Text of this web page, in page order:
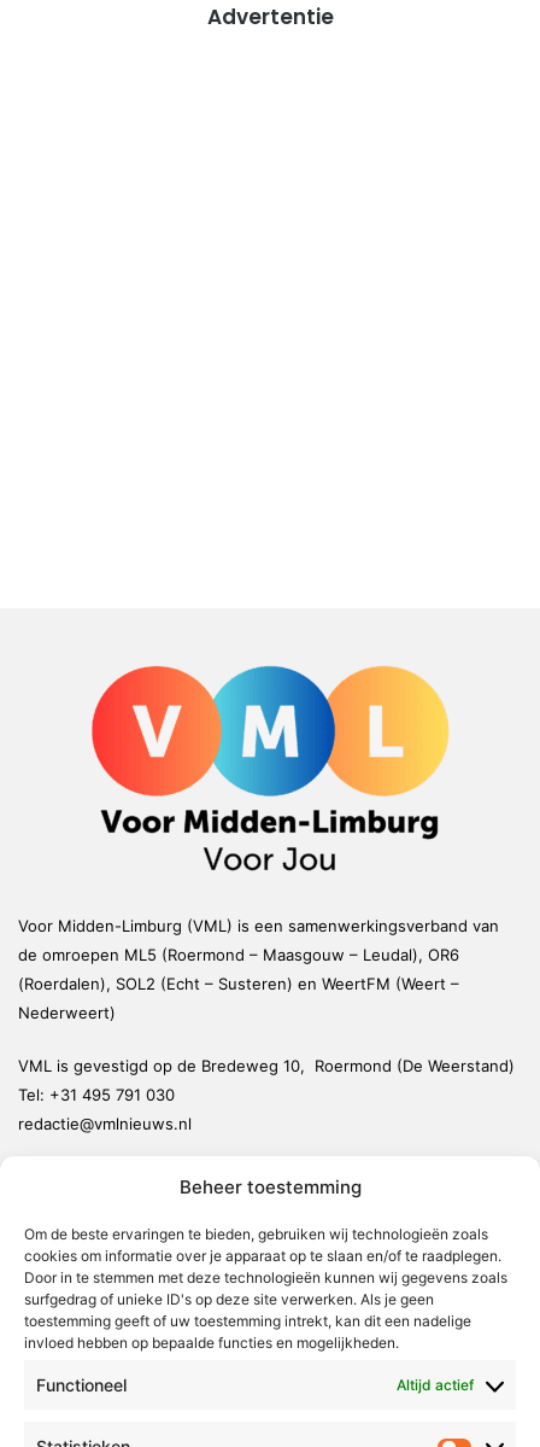
Beheer toestemming
Om de beste ervaringen te bieden, gebruiken wij technologieën zoals
cookies om informatie over je apparaat op te slaan en/of te raadplegen.
Door in te stemmen met deze technologieën kunnen wij gegevens zoals
surfgedrag of unieke ID's op deze site verwerken. Als je geen
toestemming geeft of uw toestemming intrekt, kan dit een nadelige
invloed hebben op bepaalde functies en mogelijkheden.
Functioneel Altijd actief
Advertentie
Voor Midden-Limburg (VML) is een samenwerkingsverband van
de omroepen ML5 (Roermond – Maasgouw – Leudal), OR6
(Roerdalen), SOL2 (Echt – Susteren) en WeertFM (Weert –
Nederweert)
VML is gevestigd op de Bredeweg 10, Roermond (De Weerstand)
Tel: +31 495 791 030
redactie@vmlnieuws.nl
Leudal
Maasgouw
Echt-Susteren